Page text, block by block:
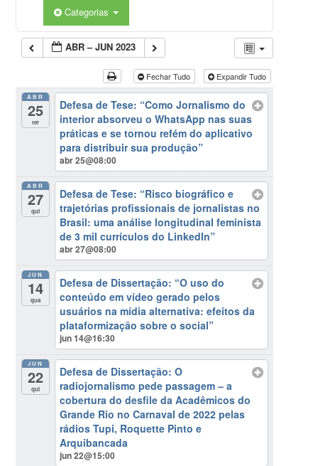
Categorias
ABR – JUN 2023
Fechar Tudo Expandir Tudo
ABR
25
ter
Defesa de Tese: “Como Jornalismo do
interior absorveu o WhatsApp nas suas
práticas e se tornou refém do aplicativo
para distribuir sua produção”
abr 25@08:00
ABR
27
qui
Defesa de Tese: “Risco biográfico e
trajetórias profissionais de jornalistas no
Brasil: uma análise longitudinal feminista
de 3 mil currículos do LinkedIn”
abr 27@08:00
JUN
14
qua
Defesa de Dissertação: “O uso do
conteúdo em vídeo gerado pelos
usuários na mídia alternativa: efeitos da
plataformização sobre o social”
jun 14@16:30
JUN
22
qui
Defesa de Dissertação: O
radiojornalismo pede passagem – a
cobertura do desfile da Acadêmicos do
Grande Rio no Carnaval de 2022 pelas
rádios Tupi, Roquette Pinto e
Arquibancada
jun 22@15:00